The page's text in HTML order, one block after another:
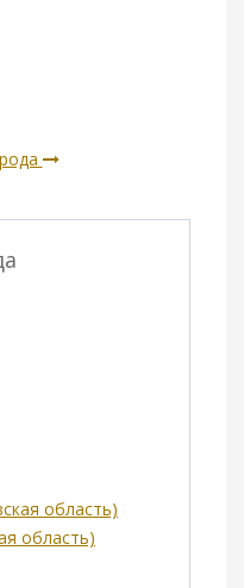
область)
область)